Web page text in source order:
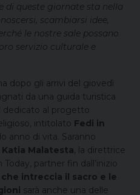
di queste giornate sta nella
scambiarsi idee,
le nostre sale possano
servizio culturale e
dopo gli arrivi del giovedì
da una guida turistica
dedicato al progetto
intitolato Fedi in
anno di vita. Saranno
Katia Malatesta, la direttrice
partner fin dall’inizio
intreccia il sacro e le
sarà anche una delle